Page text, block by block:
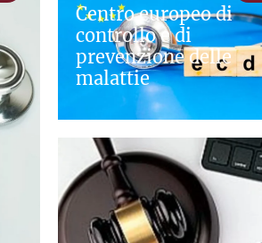
Centro europeo di
controllo e di
prevenzione delle
malattie